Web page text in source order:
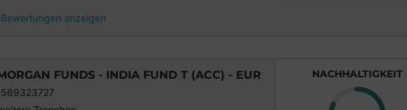
Bewertungen anzeigen
FUNDS - INDIA FUND T (ACC) - EUR NACHHALTIGKEIT